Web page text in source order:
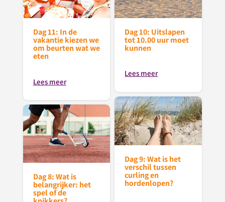
Dag 11: In de
vakantie kiezen we
om beurten wat we
eten
Lees meer
Dag 10: Uitslapen
tot 10.00 uur moet
kunnen
Lees meer
Dag 9: Wat is het
verschil tussen
curling en
hordenlopen?
Dag 8: Wat is
belangrijker: het
spel of de